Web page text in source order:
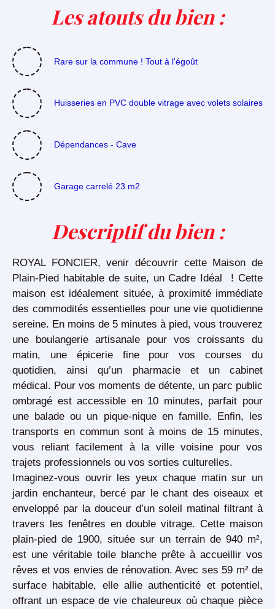
Les atouts du bien :
Rare sur la commune ! Tout à l'égoût
Huisseries en PVC double vitrage avec volets solaires
Dépendances - Cave
Garage carrelé 23 m2
Descriptif du bien:
ROYAL FONCIER, venir découvrir cette Maison de
Plain-Pied habitable de suite, un Cadre Idéal ! Cette
maison est idéalement située, à proximité immédiate
des commodités essentielles pour une vie quotidienne
sereine. En moins de 5 minutes à pied, vous trouverez
une boulangerie artisanale pour vos croissants du
matin, une épicerie fine pour vos courses du
quotidien, ainsi qu’un pharmacie et un cabinet
médical. Pour vos moments de détente, un parc public
ombragé est accessible en 10 minutes, parfait pour
une balade ou un pique-nique en famille. Enfin, les
transports en commun sont à moins de 15 minutes,
vous reliant facilement à la ville voisine pour vos
trajets professionnels ou vos sorties culturelles.
Imaginez-vous ouvrir les yeux chaque matin sur un
jardin enchanteur, bercé par le chant des oiseaux et
enveloppé par la douceur d’unsoleil matinal filtrant à
travers les fenêtres en double vitrage. Cette maison
plain-pied de 1900, située sur un terrain de 940 m²,
est une véritable toile blanche prête à accueillir vos
rêves et vos envies de rénovation. Avec ses 59 m² de
surface habitable, elle allie authenticité et potentiel,
offrant un espace de vie chaleureux où chaque pièce